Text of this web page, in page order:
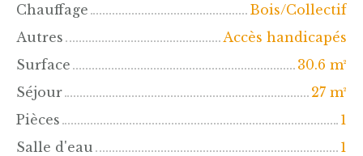
Chauffage
Bois/Collectif
Autres
Accès handicapés
Surface
30.6 m²
Séjour
27 m²
Pièces
1
Salle d'eau
1